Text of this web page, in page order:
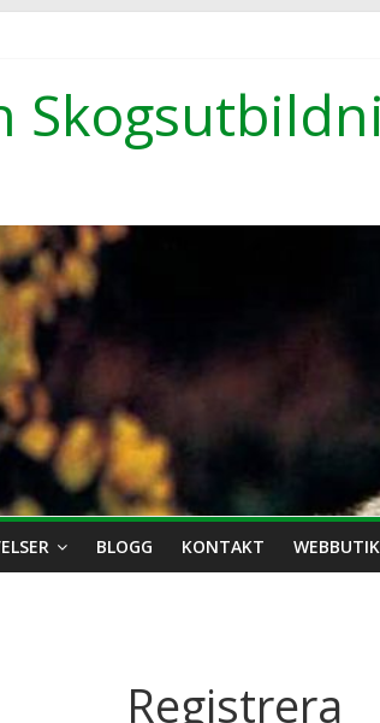
BLOGG KONTAKT WEBBUTIK
Registrera